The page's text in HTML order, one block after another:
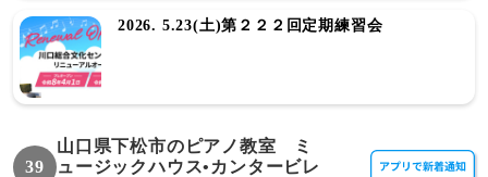
2026. 5.23(土)第２２２回定期練習会
39
山口県下松市のピアノ教室 ミ
ュージックハウス•カンタービレ